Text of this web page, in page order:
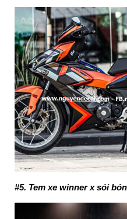
#5. Tem xe winner x sói